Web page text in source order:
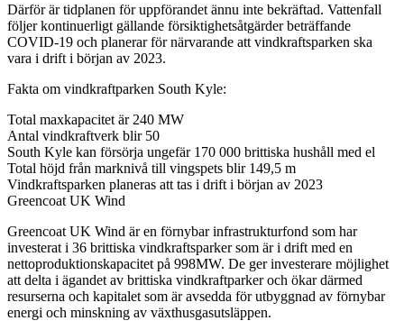
Därför är tidplanen för uppförandet ännu inte bekräftad. Vattenfall
följer kontinuerligt gällande försiktighetsåtgärder beträffande
COVID-19 och planerar för närvarande att vindkraftsparken ska
vara i drift i början av 2023.
Fakta om vindkraftparken South Kyle:
Total maxkapacitet är 240 MW
Antal vindkraftverk blir 50
South Kyle kan försörja ungefär 170 000 brittiska hushåll med el
Total höjd från marknivå till vingspets blir 149,5 m
Vindkraftsparken planeras att tas i drift i början av 2023
Greencoat UK Wind
Greencoat UK Wind är en förnybar infrastrukturfond som har
investerat i 36 brittiska vindkraftsparker som är i drift med en
nettoproduktionskapacitet på 998MW. De ger investerare möjlighet
att delta i ägandet av brittiska vindkraftparker och ökar därmed
resurserna och kapitalet som är avsedda för utbyggnad av förnybar
energi och minskning av växthusgasutsläppen.